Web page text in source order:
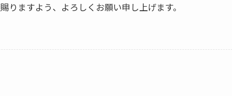
りますよう、よろしくお願い申し上げます。